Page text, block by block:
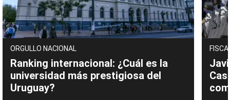
ORGULLO NACIONAL
Ranking internacional: ¿Cuál es la
universidad más prestigiosa del
Uruguay?